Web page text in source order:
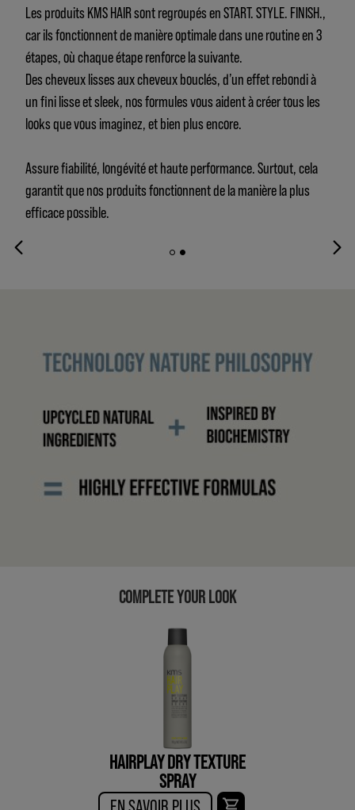
Les produits KMS HAIR sont regroupés en START. STYLE. FINISH.,
car ils fonctionnent de manière optimale dans une routine en 3
étapes, où chaque étape renforce la suivante.
Des cheveux lisses aux cheveux bouclés, d’un effet rebondi à
un fini lisse et sleek, nos formules vous aident à créer tous les
looks que vous imaginez, et bien plus encore.
Assure fiabilité, longévité et haute performance. Surtout, cela
garantit que nos produits fonctionnent de la manière la plus
efficace possible.
COMPLETE YOUR LOOK
HAIRPLAY DRY TEXTURE
SPRAY